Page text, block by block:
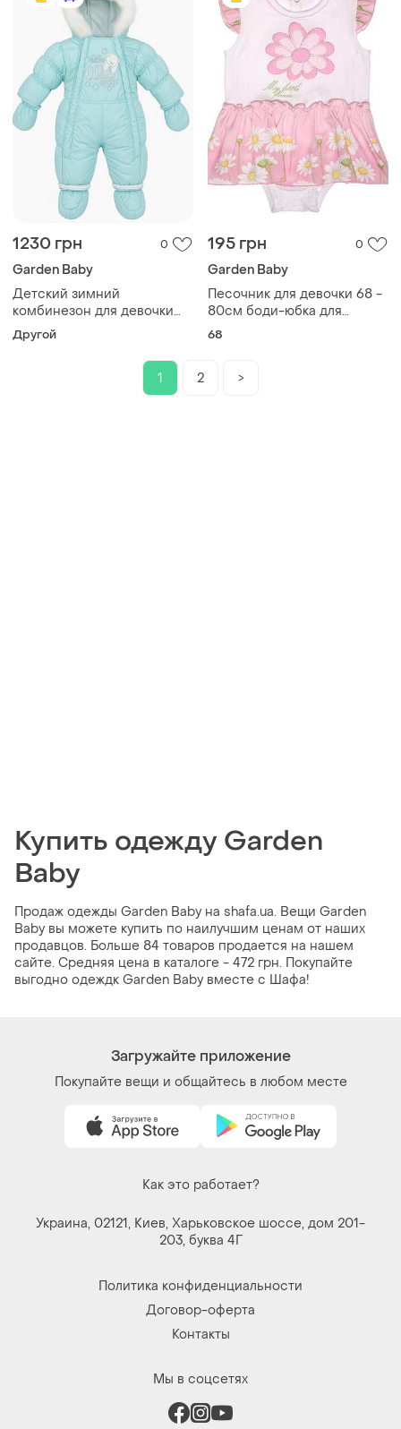
1230 грн 0
Garden Baby
Детский зимний
комбинезон для девочки
мех р. 68 см, 74 см
комбинезон гарден беби
Другой
195 грн 0
Garden Baby
Песочник для девочки 68 -
80см боди-юбка для
девочки.
68
1 2 >
Купить одежду Garden
Baby
Продаж одежды Garden Baby на shafa.ua. Вещи Garden
Baby вы можете купить по наилучшим ценам от наших
продавцов. Больше 84 товаров продается на нашем
сайте. Средняя цена в каталоге - 472 грн. Покупайте
выгодно одеждк Garden Baby вместе с Шафа!
Загружайте приложение
Покупайте вещи и общайтесь в любом месте
Как это работает?
Украина, 02121, Киев, Харьковское шоссе, дом 201-
203, буква 4Г
Политика конфиденциальности
Договор-оферта
Контакты
Мы в соцсетях